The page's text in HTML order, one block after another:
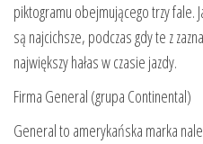
piktogramu obejmującego trzy fale.
są najcichsze, podczas gdy te z
największy hałas w czasie jazdy.
Firma General (grupa Continental)
General to amerykańska marka